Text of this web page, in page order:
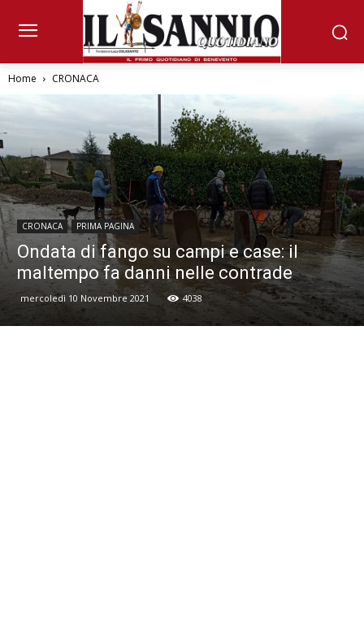
Home CRONACA
CRONACA PRIMA PAGINA
Ondata di fango su campi e case: il
maltempo fa danni nelle contrade
mercoledì 10 Novembre 2021 4038